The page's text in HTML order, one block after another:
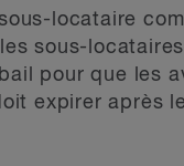
locataire
sous-
pour que les
expirer après